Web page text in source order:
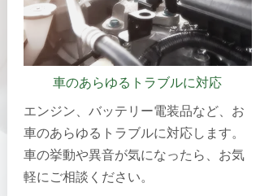
車のあらゆるトラブルに対応
エンジン、バッテリー電装品など、お
車のあらゆるトラブルに対応します。
車の挙動や異音が気になったら、お気
軽にご相談ください。